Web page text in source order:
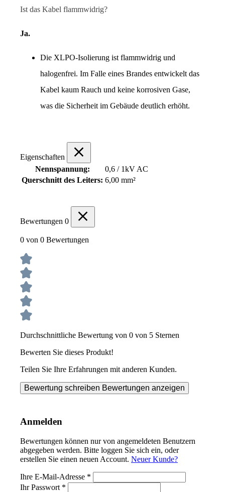
Ist das Kabel flammwidrig?
Ja.
Die XLPO-Isolierung ist flammwidrig und
halogenfrei. Im Falle eines Brandes entwickelt das
Kabel kaum Rauch und keine korrosiven Gase,
was die Sicherheit im Gebäude deutlich erhöht.
Eigenschaften
Nennspannung:
0,6 / 1kV AC
Querschnitt des Leiters: 6,00 mm²
Bewertungen 0
0 von 0 Bewertungen
Durchschnittliche Bewertung von 0 von 5 Sternen
Bewerten Sie dieses Produkt!
Teilen Sie Ihre Erfahrungen mit anderen Kunden.
Bewertung schreiben Bewertungen anzeigen
Anmelden
Bewertungen können nur von angemeldeten Benutzern
abgegeben werden. Bitte loggen Sie sich ein, oder
erstellen Sie einen neuen Account. Neuer Kunde?
Ihre E-Mail-Adresse *
Ihr Passwort *